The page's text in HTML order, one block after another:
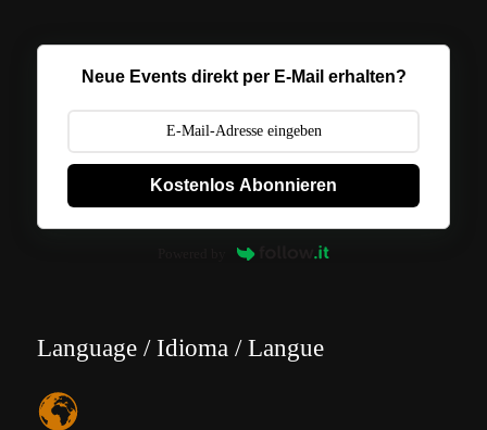
Neue Events direkt per E-Mail erhalten?
Kostenlos Abonnieren
Language / Idioma / Langue